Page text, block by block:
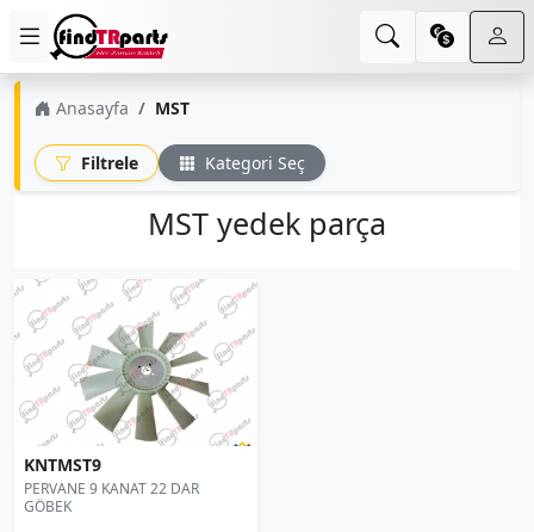
Anasayfa MST
Filtrele Kategori Seç
MST yedek parça
KNTMST9
PERVANE 9 KANAT 22 DAR
GÖBEK